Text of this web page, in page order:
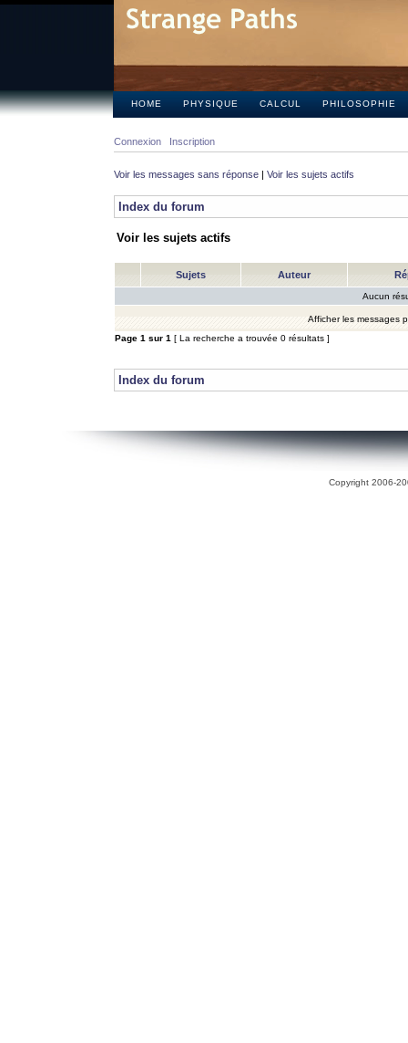
HOME PHYSIQUE CALCUL PHILOSOPHIE
Connexion Inscription
Voir les messages sans réponse | Voir les sujets actifs
Index du forum
Voir les sujets actifs
Sujets Auteur
Aucun
Afficher les messages
Page 1 sur 1 [ La recherche a trouvée 0 résultats ]
Index du forum
Copyright 2006-